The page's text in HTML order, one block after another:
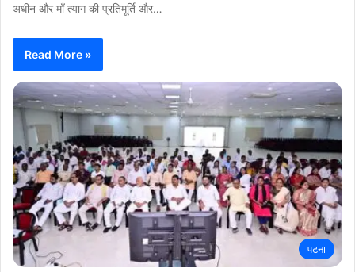
अधीन और माँ त्याग की प्रतिमूर्ति और…
Read More »
पटना